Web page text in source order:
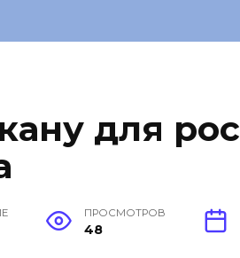
для
ПРОСМОТРОВ
48